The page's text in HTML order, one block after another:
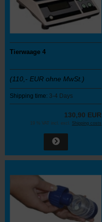
Tierwaage 4
(110,- EUR ohne MwSt.)
Shipping time: 3-4 Days
130,90 EUR
19 % VAT incl. excl. Shipping costs